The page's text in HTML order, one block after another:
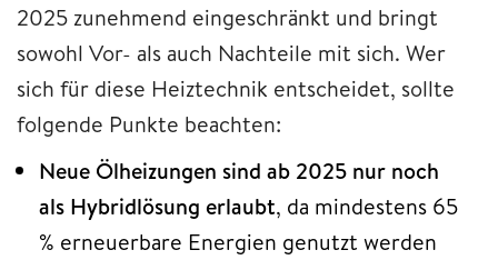
2025 zunehmend eingeschränkt und bringt
sowohl Vor- als auch Nachteile mit sich. Wer
sich für diese Heiztechnik entscheidet, sollte
folgende Punkte beachten:
Neue Ölheizungen sind ab 2025 nur noch
als Hybridlösung erlaubt, da mindestens 65
% erneuerbare Energien genutzt werden